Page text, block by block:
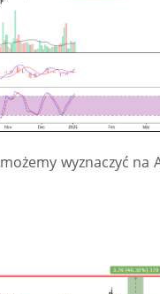
wyznaczyć na